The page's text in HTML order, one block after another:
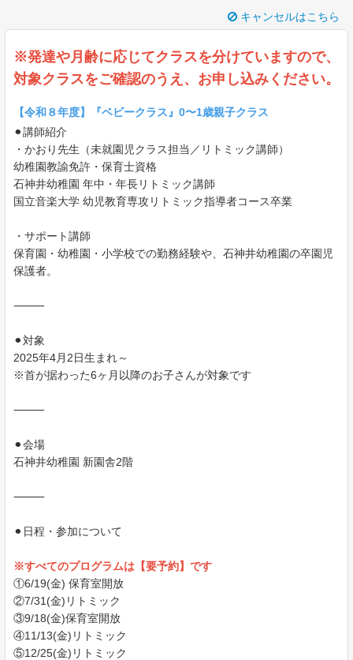
キャンセルはこちら
※発達や月齢に応じてクラスを分けていますので、
対象クラスをご確認のうえ、お申し込みください。
【令和８年度】『ベビークラス』0〜1歳親子クラス
⚫︎講師紹介
・かおり先生（未就園児クラス担当／リトミック講師）
幼稚園教諭免許・保育士資格
石神井幼稚園 年中・年長リトミック講師
国立音楽大学 幼児教育専攻リトミック指導者コース卒業
・サポート講師
保育園・幼稚園・小学校での勤務経験や、石神井幼稚園の卒園児
保護者。
⸻
⚫︎対象
2025年4月2日生まれ～
※首が据わった6ヶ月以降のお子さんが対象です
⸻
⚫︎会場
石神井幼稚園 新園舎2階
⸻
⚫︎日程・参加について
※すべてのプログラムは【要予約】です
①6/19(金) 保育室開放
②7/31(金)リトミック
③9/18(金)保育室開放
④11/13(金)リトミック
⑤12/25(金)リトミック